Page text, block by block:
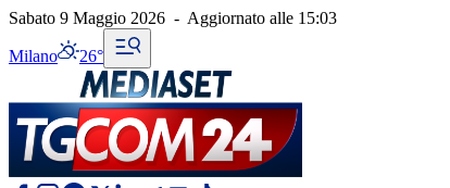
Sabato 9 Maggio 2026 - Aggiornato alle 15:03
Milano 26°